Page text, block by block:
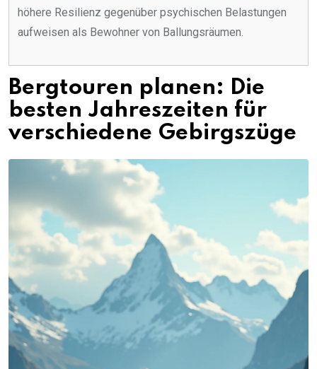
höhere Resilienz gegenüber psychischen Belastungen
aufweisen als Bewohner von Ballungsräumen.
Bergtouren planen: Die
besten Jahreszeiten für
verschiedene Gebirgszüge